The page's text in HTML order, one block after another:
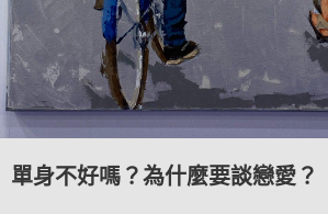
單身不好嗎？為什麼要談戀愛？